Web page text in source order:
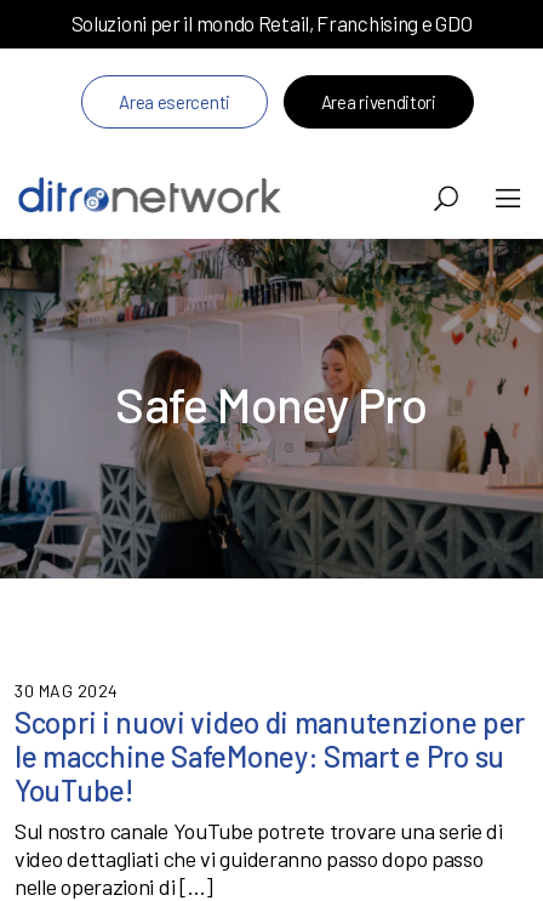
Soluzioni per il mondo Retail, Franchising e GDO
Area esercenti Area rivenditori
Safe Money Pro
30 MAG 2024
Scopri i nuovi video di manutenzione per
le macchine SafeMoney: Smart e Pro su
YouTube!
Sul nostro canale YouTube potrete trovare una serie di
video dettagliati che vi guideranno passo dopo passo
nelle operazioni di […]